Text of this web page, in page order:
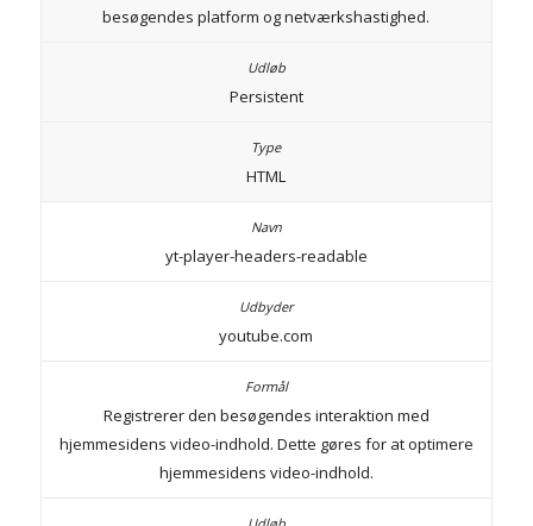
besøgendes platform og netværkshastighed.
Persistent
HTML
yt-player-headers-readable
youtube.com
Registrerer den besøgendes interaktion med
hjemmesidens video-indhold. Dette gøres for at optimere
hjemmesidens video-indhold.